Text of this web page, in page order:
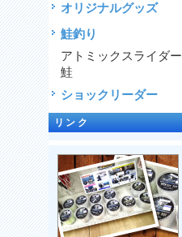
オリジナルグッズ
鮭釣り
アトミックスライダー
鮭
ショックリーダー
リンク